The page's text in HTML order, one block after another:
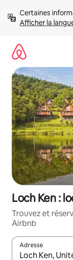
directement
Afficher la
Loch Ken :
Trouvez et
Airbnb
Adresse
Lorsque les